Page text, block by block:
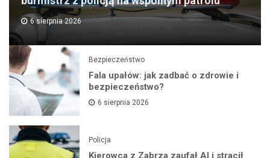
6 sierpnia 2026
Bezpieczeństwo
Fala upałów: jak zadbać o zdrowie i
bezpieczeństwo?
6 sierpnia 2026
Policja
Kierowca z Zabrza zaufał AI i stracił